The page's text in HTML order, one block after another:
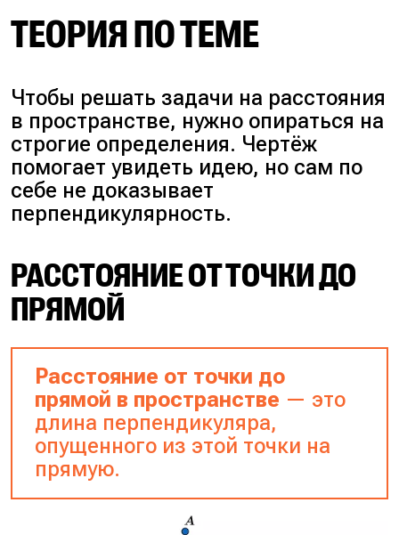
ТЕОРИЯ ПО ТЕМЕ
Чтобы решать задачи на расстояния
в пространстве, нужно опираться на
строгие определения. Чертёж
помогает увидеть идею, но сам по
себе не доказывает
перпендикулярность.
РАССТОЯНИЕ ОТ ТОЧКИ ДО
ПРЯМОЙ
Расстояние от точки до
прямой в пространстве — это
длина перпендикуляра,
опущенного из этой точки на
прямую.